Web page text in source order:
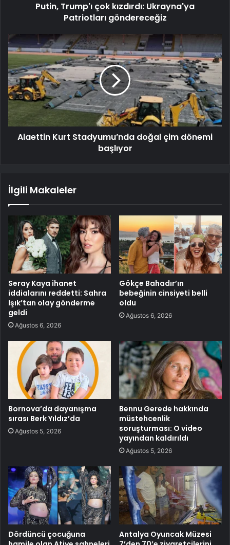
Putin, Trump'ı çok kızdırdı: Ukrayna'ya
Patriotları göndereceğiz
Alaettin Kurt Stadyumu’nda doğal çim dönemi
başlıyor
İlgili Makaleler
Seray Kaya ihanet
iddialarını reddetti: Sahra
Işık’tan olay gönderme
geldi
Ağustos 6, 2026
Gökçe Bahadır’ın
bebeğinin cinsiyeti belli
oldu
Ağustos 6, 2026
Bornova’da dayanışma
sırası Berk Yıldız’da
Ağustos 5, 2026
Bennu Gerede hakkında
müstehcenlik
soruşturması: O video
yayından kaldırıldı
Ağustos 5, 2026
Dördüncü çocuğuna
Antalya Oyuncak Müzesi